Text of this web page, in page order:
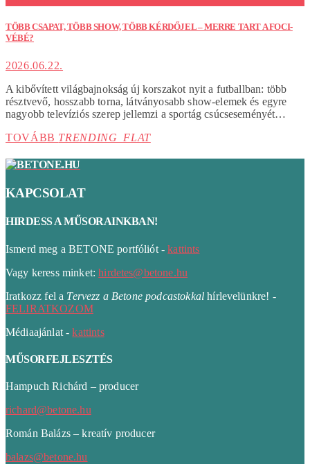
TÖBB CSAPAT, TÖBB SHOW, TÖBB KÉRDŐJEL – MERRE TART A FOCI-
VÉBÉ?
2026.06.22.
A kibővített világbajnokság új korszakot nyit a futballban: több
résztvevő, hosszabb torna, látványosabb show-elemek és egyre
nagyobb televíziós szerep jellemzi a sportág csúcseseményét…
TOVÁBB TRENDING_FLAT
KAPCSOLAT
HIRDESS A MŰSORAINKBAN!
Ismerd meg a BETONE portfóliót -kattints
Vagy keress minket:hirdetes@betone.hu
Iratkozz fel a Tervezz a Betone podcastokkal hírlevelünkre! -
FELIRATKOZOM
Médiaajánlat -kattints
MŰSORFEJLESZTÉS
Hampuch Richárd – producer
richard@betone.hu
Román Balázs – kreatív producer
balazs@betone.hu